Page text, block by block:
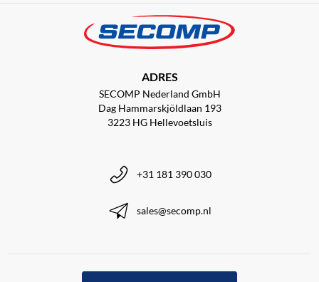
ADRES
SECOMP Nederland GmbH
Dag Hammarskjöldlaan 193
3223 HG Hellevoetsluis
+31 181 390 030
sales@secomp.nl